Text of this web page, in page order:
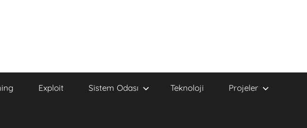
Exploit Sistem Odası Teknoloji Projeler